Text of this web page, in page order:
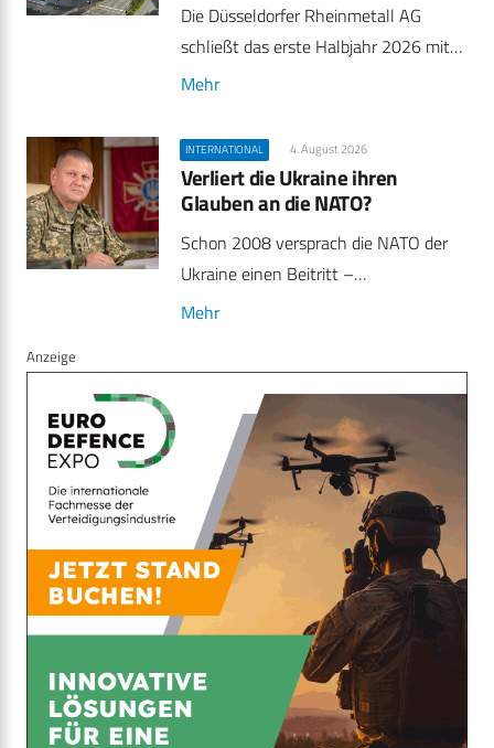
Die Düsseldorfer Rheinmetall AG
schließt das erste Halbjahr 2026 mit…
Mehr
INTERNATIONAL 4. August 2026
Verliert die Ukraine ihren
Glauben an die NATO?
Schon 2008 versprach die NATO der
Ukraine einen Beitritt –…
Mehr
Anzeige